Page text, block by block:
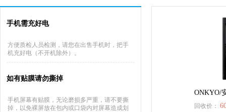
手机需充好电
方便质检人员检测，请您在出售手机时，把手
机充好电（不开机除外）。
如有贴膜请勿撕掉
手机屏幕有贴膜，无论磨损多严重，请不要撕
掉，以免裸屏放在包内或口袋内对屏幕造成划
ONKYO/
回收价：